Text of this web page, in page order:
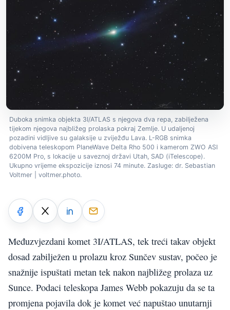
Duboka snimka objekta 3I/ATLAS s njegova dva repa, zabilježena
tijekom njegova najbližeg prolaska pokraj Zemlje. U udaljenoj
pozadini vidljive su galaksije u zviježđu Lava. L-RGB snimka
dobivena teleskopom PlaneWave Delta Rho 500 i kamerom ZWO ASI
6200M Pro, s lokacije u saveznoj državi Utah, SAD (iTelescope).
Ukupno vrijeme ekspozicije iznosi 74 minute. Zasluge: dr. Sebastian
Voltmer | voltmer.photo.
Međuzvjezdani komet 3I/ATLAS, tek treći takav objekt
dosad zabilježen u prolazu kroz Sunčev sustav, počeo je
snažnije ispuštati metan tek nakon najbližeg prolaza uz
Sunce. Podaci teleskopa James Webb pokazuju da se ta
promjena pojavila dok je komet već napuštao unutarnji